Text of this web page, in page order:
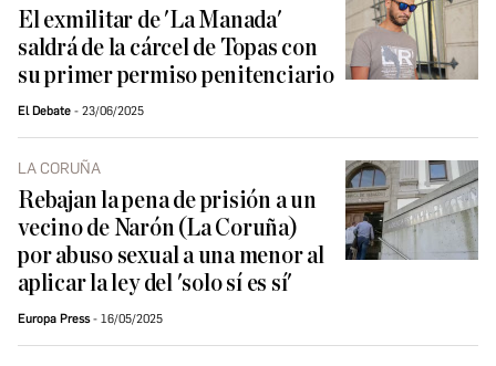
El exmilitar de 'La Manada'
saldrá de la cárcel de Topas con
su primer permiso penitenciario
El Debate 23/06/2025
LA CORUÑA
Rebajan la pena de prisión a un
vecino de Narón (La Coruña)
por abuso sexual a una menor al
aplicar la ley del 'solo sí es sí'
Europa Press 16/05/2025